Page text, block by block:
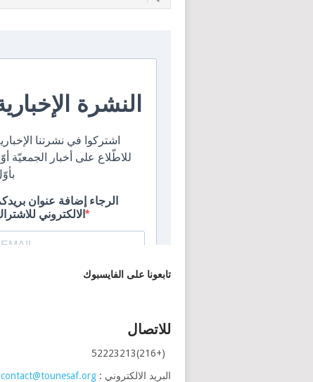
تابعونا على الفايسبوك
للاتصال
(+216)52223213
البريد الالكتروني : contact@tounesaf.org